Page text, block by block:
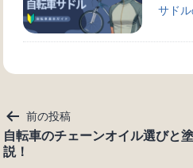
サド
投
稿
ナ
前の投稿
自転車のチェーンオイル選びと
説！